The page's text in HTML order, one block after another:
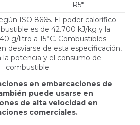
R5*
ISO 8665. El poder calorífico
es de 42.700 kJ/kg y la
g/litro a 15°C. Combustibles
desviarse de esta especificación,
la potencia y el consumo de
combustible.
en embarcaciones de
puede usarse en
de alta velocidad en
comerciales.